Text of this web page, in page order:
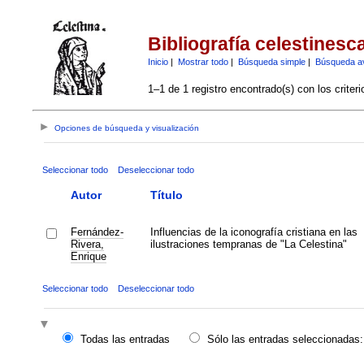
Bibliografía
Inicio| Mostrar todo| Búsqueda simple| Búsqueda
1–1 de 1 registro encontrado(s) con los
Opciones de búsqueda y visualización
Seleccionar todo Deseleccionar todo
Autor Título
Fernández-
Rivera,
Enrique
Influencias de la iconografía cristiana en las
ilustraciones tempranas de "La Celestina"
Seleccionar todo Deseleccionar todo
Todas las entradas
Sólo las entradas seleccionadas: